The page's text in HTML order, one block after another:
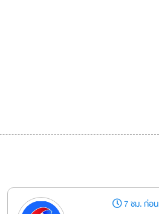
7 ชม. ก่อน